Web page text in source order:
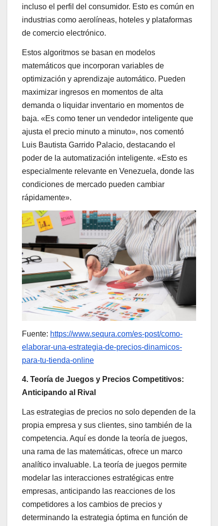
incluso el perfil del consumidor. Esto es común en
industrias como aerolíneas, hoteles y plataformas
de comercio electrónico.
Estos algoritmos se basan en modelos
matemáticos que incorporan variables de
optimización y aprendizaje automático. Pueden
maximizar ingresos en momentos de alta
demanda o liquidar inventario en momentos de
baja. «Es como tener un vendedor inteligente que
ajusta el precio minuto a minuto», nos comentó
Luis Bautista Garrido Palacio, destacando el
poder de la automatización inteligente. «Esto es
especialmente relevante en Venezuela, donde las
condiciones de mercado pueden cambiar
rápidamente».
Fuente: https://www.sequra.com/es-post/como-
elaborar-una-estrategia-de-precios-dinamicos-
para-tu-tienda-online
4. Teoría de Juegos y Precios Competitivos:
Anticipando al Rival
Las estrategias de precios no solo dependen de la
propia empresa y sus clientes, sino también de la
competencia. Aquí es donde la teoría de juegos,
una rama de las matemáticas, ofrece un marco
analítico invaluable. La teoría de juegos permite
modelar las interacciones estratégicas entre
empresas, anticipando las reacciones de los
competidores a los cambios de precios y
determinando la estrategia óptima en función de